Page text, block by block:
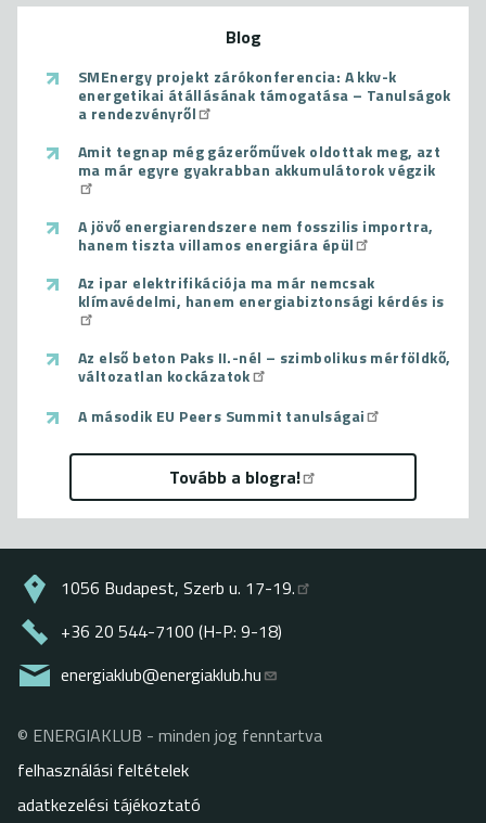
Blog
SMEnergy projekt zárókonferencia: A kkv-k
energetikai átállásának támogatása – Tanulságok
a rendezvényről
Amit tegnap még gázerőművek oldottak meg, azt
ma már egyre gyakrabban akkumulátorok végzik
A jövő energiarendszere nem fosszilis importra,
hanem tiszta villamos energiára épül
Az ipar elektrifikációja ma már nemcsak
klímavédelmi, hanem energiabiztonsági kérdés is
Az első beton Paks II.-nél – szimbolikus mérföldkő,
változatlan kockázatok
A második EU Peers Summit tanulságai
Tovább a blogra!
1056 Budapest, Szerb u. 17-19.
+36 20 544-7100 (H-P: 9-18)
energiaklub@energiaklub.hu
Lábléc
© ENERGIAKLUB - minden jog fenntartva
felhasználási feltételek
adatkezelési tájékoztató